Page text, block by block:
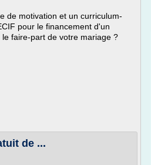
de motivation et un curriculum-
pour le financement d'un
faire-part de votre mariage ?
de ...